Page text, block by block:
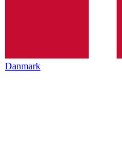
Danmark